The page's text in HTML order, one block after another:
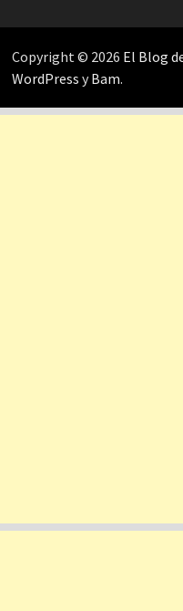
Copyright © 2026 El Blog
WordPress yBam.